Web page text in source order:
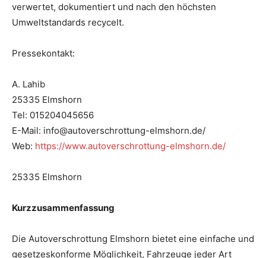
verwertet, dokumentiert und nach den höchsten
Umweltstandards recycelt.
Pressekontakt:
A. Lahib
25335 Elmshorn
Tel: 015204045656
E-Mail: info@autoverschrottung-elmshorn.de/
Web: https://www.autoverschrottung-elmshorn.de/
25335 Elmshorn
Kurzzusammenfassung
Die Autoverschrottung Elmshorn bietet eine einfache und
gesetzeskonforme Möglichkeit, Fahrzeuge jeder Art